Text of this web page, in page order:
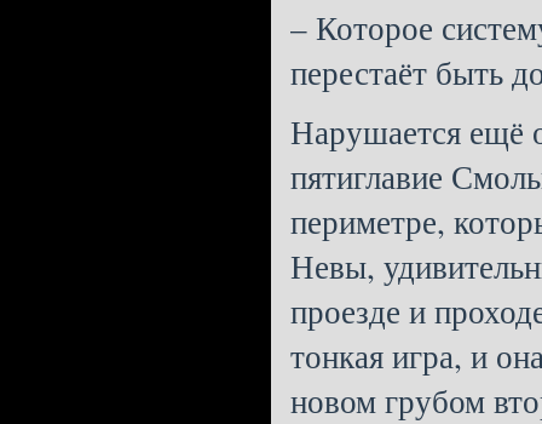
– Которое
перестаёт быть
Нарушается ещё
пятиглавие
периметре,
Невы,
проезде и
тонкая игра, и
новом грубом